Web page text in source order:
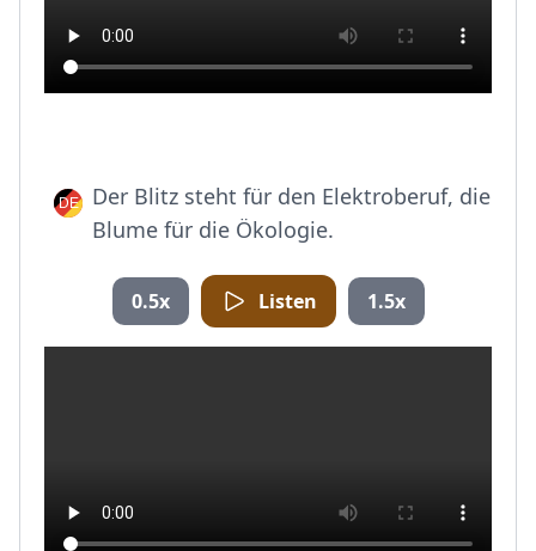
Der Blitz steht für den Elektroberuf, die
Blume für die Ökologie.
0.5x Listen 1.5x